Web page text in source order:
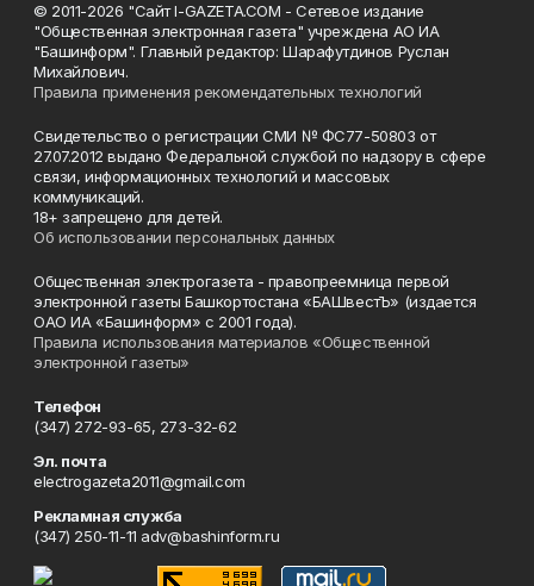
© 2011-2026 "Сайт I-GAZETA.COM - Сетевое издание
"Общественная электронная газета" учреждена АО ИА
"Башинформ". Главный редактор: Шарафутдинов Руслан
Михайлович.
Правила применения рекомендательных технологий
Свидетельство о регистрации СМИ № ФС77-50803 от
27.07.2012 выдано Федеральной службой по надзору в сфере
связи, информационных технологий и массовых
коммуникаций.
18+ запрещено для детей.
Об использовании персональных данных
Общественная электрогазета - правопреемница первой
электронной газеты Башкортостана «БАШвестЪ» (издается
ОАО ИА «Башинформ» с 2001 года).
Правила использования материалов «Общественной
электронной газеты»
Телефон
(347) 272-93-65, 273-32-62
Эл. почта
electrogazeta2011@gmail.com
Рекламная служба
(347) 250-11-11 adv@bashinform.ru